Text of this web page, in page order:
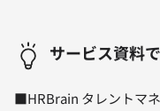
サービス資料
■HRBrain タレントマ